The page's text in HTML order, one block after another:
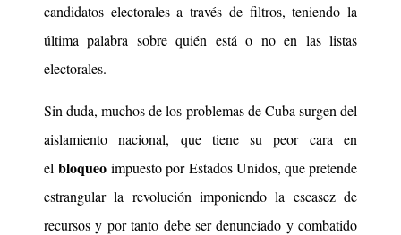
candidatos electorales a través de filtros, teniendo la
última palabra sobre quién está o no en las listas
electorales.
Sin duda, muchos de los problemas de Cuba surgen del
aislamiento nacional, que tiene su peor cara en
elbloqueo impuesto por Estados Unidos, que pretende
estrangular la revolución imponiendo la escasez de
recursos y por tanto debe ser denunciado y combatido